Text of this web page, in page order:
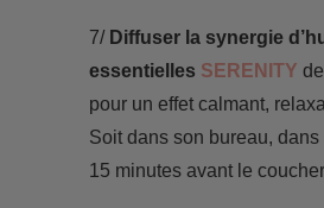
7/ Diffuser la synergie
essentielles SERENITY
pour un effet calmant,
Soit dans son bureau, dans
15 minutes avant le